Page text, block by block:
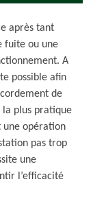
après tant
fuite ou une
A
possible afin
de
la plus pratique
une opération
pas trop
une
l’efficacité